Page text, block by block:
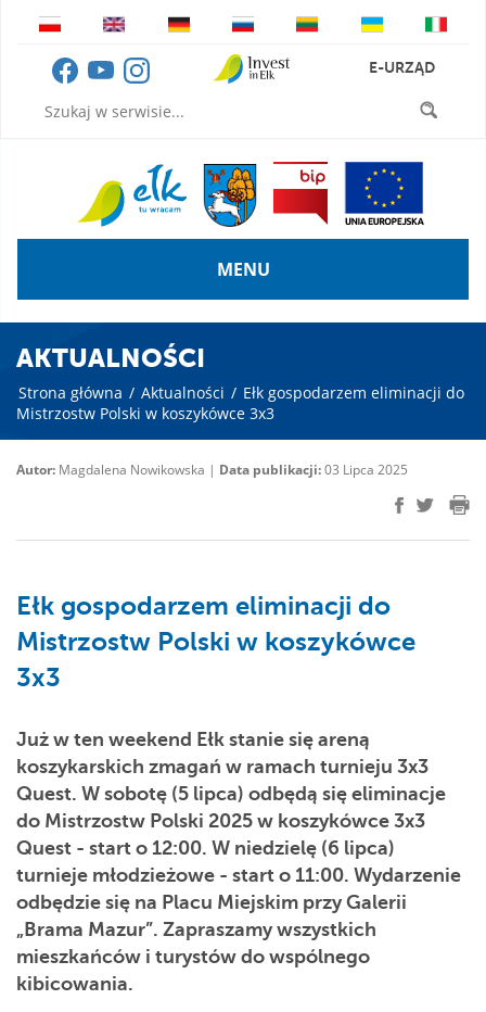
E-URZĄD
MENU
AKTUALNOŚCI
Strona główna / Aktualności / Ełk gospodarzem eliminacji do
Mistrzostw Polski w koszykówce 3x3
Autor: Magdalena Nowikowska | Data publikacji:03 Lipca 2025
Ełk gospodarzem eliminacji do
Mistrzostw Polski w koszykówce
3x3
Już w ten weekend Ełk stanie się areną
koszykarskich zmagań w ramach turnieju 3x3
Quest. W sobotę (5 lipca) odbędą się eliminacje
do Mistrzostw Polski 2025 w koszykówce 3x3
Quest - start o 12:00. W niedzielę (6 lipca)
turnieje młodzieżowe - start o 11:00. Wydarzenie
odbędzie się na Placu Miejskim przy Galerii
„Brama Mazur”. Zapraszamy wszystkich
mieszkańców i turystów do wspólnego
kibicowania.